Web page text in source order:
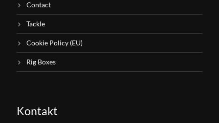
Contact
Tackle
Cookie Policy (EU)
Rig Boxes
Kontakt